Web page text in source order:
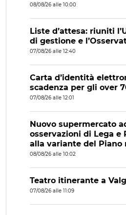
08/08/26 alle 10:00
Liste d’attesa: riuniti
di gestione e
07/08/26 alle 12:40
Carta d’identità
scadenza per gli over
07/08/26 alle 12:01
Nuovo supermercato
osservazioni di Lega e
alla variante del Piano
08/08/26 alle 10:02
Teatro itinerante a
07/08/26 alle 11:09